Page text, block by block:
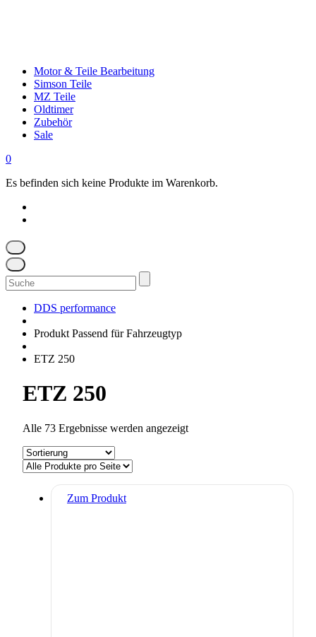
Motor & Teile Bearbeitung
Simson Teile
MZ Teile
Oldtimer
Zubehör
Sale
0
Es befinden sich keine Produkte im Warenkorb.
Suchen
nach:
DDS performance
Produkt Passend für Fahrzeugtyp
ETZ 250
ETZ 250
Alle 73 Ergebnisse werden angezeigt
Zum Produkt